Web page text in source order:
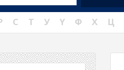
С Т У Ү Ф Х Ц